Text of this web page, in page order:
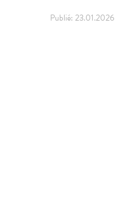
Publié:23.01.2026